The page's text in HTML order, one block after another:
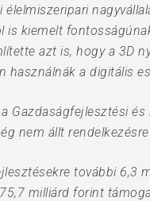
élelmiszeripari
is kiemelt
azt is, hogy a 3D
használnák a digitális
Gazdaságfejlesztési
nem állt
további 6,3
milliárd forint